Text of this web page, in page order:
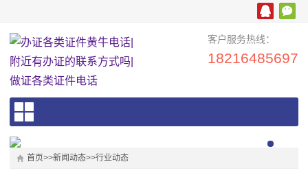
客户服务热线：
18216485697
首页>>新闻动态>>行业动态